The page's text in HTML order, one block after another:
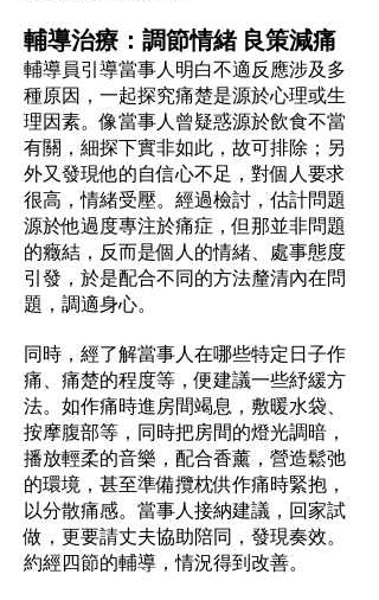
輔導治療：調節情緒 良策減痛
輔導員引導當事人明白不適反應涉及多
種原因，一起探究痛楚是源於心理或生
理因素。像當事人曾疑惑源於飲食不當
有關，細探下實非如此，故可排除；另
外又發現他的自信心不足，對個人要求
很高，情緒受壓。經過檢討，估計問題
源於他過度專注於痛症，但那並非問題
的癥結，反而是個人的情緒、處事態度
引發，於是配合不同的方法釐清內在問
題，調適身心。
同時，經了解當事人在哪些特定日子作
痛、痛楚的程度等，便建議一些紓緩方
法。如作痛時進房間竭息，敷暖水袋、
按摩腹部等，同時把房間的燈光調暗，
播放輕柔的音樂，配合香薰，營造鬆弛
的環境，甚至準備攬枕供作痛時緊抱，
以分散痛感。當事人接納建議，回家試
做，更要請丈夫協助陪同，發現奏效。
約經四節的輔導，情況得到改善。